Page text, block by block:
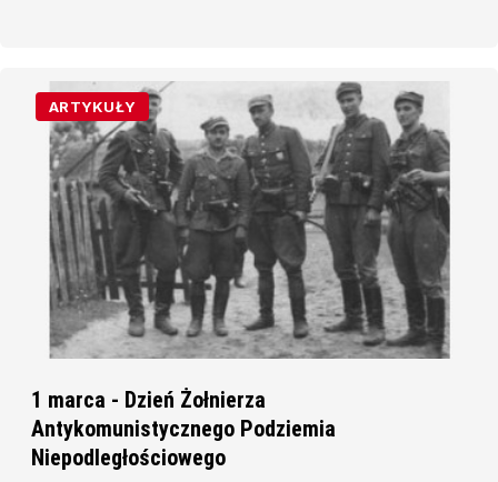
ARTYKUŁY
1 marca - Dzień Żołnierza
Antykomunistycznego Podziemia
Niepodległościowego